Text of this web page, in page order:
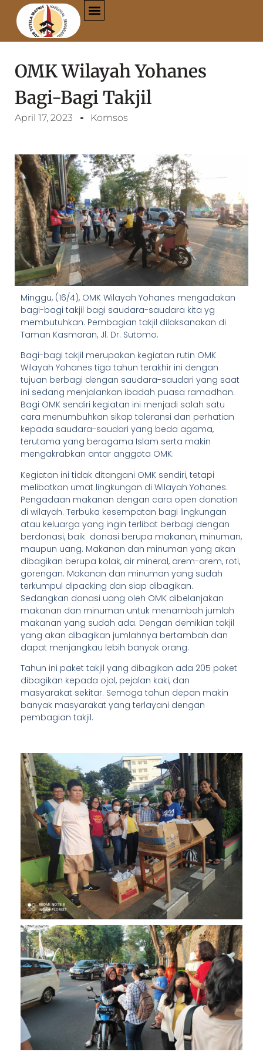
OMK Wilayah Yohanes
Bagi-Bagi Takjil
April 17, 2023 Komsos
Minggu, (16/4), OMK Wilayah Yohanes mengadakan
bagi-bagi takjil bagi saudara-saudara kita yg
membutuhkan. Pembagian takjil dilaksanakan di
Taman Kasmaran, Jl. Dr. Sutomo.
Bagi-bagi takjil merupakan kegiatan rutin OMK
Wilayah Yohanes tiga tahun terakhir ini dengan
tujuan berbagi dengan saudara-saudari yang saat
ini sedang menjalankan ibadah puasa ramadhan.
Bagi OMK sendiri kegiatan ini menjadi salah satu
cara menumbuhkan sikap toleransi dan perhatian
kepada saudara-saudari yang beda agama,
terutama yang beragama Islam serta makin
mengakrabkan antar anggota OMK.
Kegiatan ini tidak ditangani OMK sendiri, tetapi
melibatkan umat lingkungan di Wilayah Yohanes.
Pengadaan makanan dengan cara open donation
di wilayah. Terbuka kesempatan bagi lingkungan
atau keluarga yang ingin terlibat berbagi dengan
berdonasi, baik donasi berupa makanan, minuman,
maupun uang. Makanan dan minuman yang akan
dibagikan berupa kolak, air mineral, arem-arem, roti,
gorengan. Makanan dan minuman yang sudah
terkumpul dipacking dan siap dibagikan.
Sedangkan donasi uang oleh OMK dibelanjakan
makanan dan minuman untuk menambah jumlah
makanan yang sudah ada. Dengan demikian takjil
yang akan dibagikan jumlahnya bertambah dan
dapat menjangkau lebih banyak orang.
Tahun ini paket takjil yang dibagikan ada 205 paket
dibagikan kepada ojol, pejalan kaki, dan
masyarakat sekitar. Semoga tahun depan makin
banyak masyarakat yang terlayani dengan
pembagian takjil.